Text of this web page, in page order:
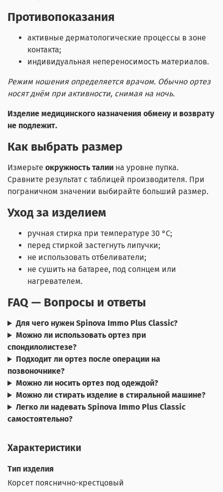
Противопоказания
активные дерматологические процессы в зоне
контакта;
индивидуальная непереносимость материалов.
Режим ношения определяется врачом. Обычно ортез
носят днём при активности, снимая на ночь.
Изделие медицинского назначения обмену и возврату
не подлежит.
Как выбрать размер
Измерьте окружность талии на уровне пупка.
Сравните результат с таблицей производителя. При
пограничном значении выбирайте больший размер.
Уход за изделием
ручная стирка при температуре 30 °C;
перед стиркой застегнуть липучки;
не использовать отбеливатели;
не сушить на батарее, под солнцем или
нагревателем.
FAQ — Вопросы и ответы
Для чего нужен Spinova Immo Plus Classic?
Можно ли использовать ортез при
спондилолистезе?
Подходит ли ортез после операции на
позвоночнике?
Можно ли носить ортез под одеждой?
Можно ли стирать изделие в стиральной машине?
Легко ли надевать Spinova Immo Plus Classic
самостоятельно?
Характеристики
Тип изделия
Корсет пояснично-крестцовый